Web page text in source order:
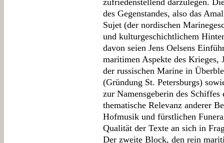
zufriedenstellend darzulegen.
des Gegenstandes, also das
Sujet (der nordischen
und kulturgeschichtlichem
davon seien Jens Oelsens
maritimen Aspekte des Krieges,
der russischen Marine in
(Gründung St. Petersburgs)
zur Namensgeberin des
thematische Relevanz anderer
Hofmusik und fürstlichen
Qualität der Texte an sich in
Der zweite Block, den rein